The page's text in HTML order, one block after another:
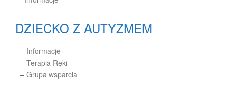
DZIECKO Z AUTYZMEM
– Informacje
– Terapia Ręki
– Grupa wsparcia